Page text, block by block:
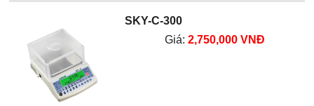
SKY-C-300
Giá: 2,750,000 VNĐ